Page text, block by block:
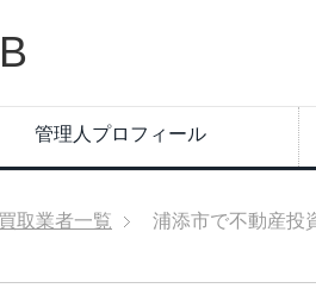
管理人プロフィール
取業者一覧 浦添市で不動産投